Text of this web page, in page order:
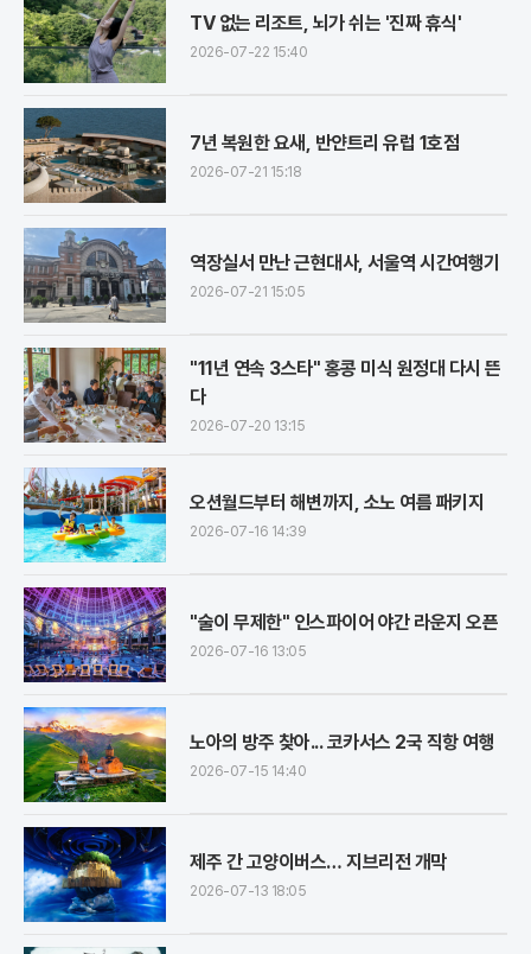
TV 없는 리조트, 뇌가 쉬는 '진짜 휴식'
2026-07-22 15:40
7년 복원한 요새, 반얀트리 유럽 1호점
2026-07-21 15:18
역장실서 만난 근현대사, 서울역 시간여행기
2026-07-21 15:05
"11년 연속 3스타" 홍콩 미식 원정대 다시 뜬
다
2026-07-20 13:15
오션월드부터 해변까지, 소노 여름 패키지
2026-07-16 14:39
"술이 무제한" 인스파이어 야간 라운지 오픈
2026-07-16 13:05
노아의 방주 찾아... 코카서스 2국 직항 여행
2026-07-15 14:40
제주 간 고양이버스… 지브리전 개막
2026-07-13 18:05